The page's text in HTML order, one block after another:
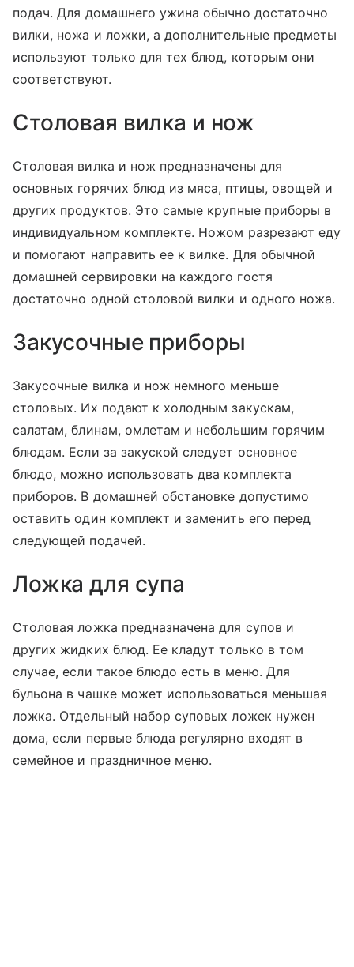
подач. Для домашнего ужина обычно достаточно
вилки, ножа и ложки, а дополнительные предметы
используют только для тех блюд, которым они
соответствуют.
Столовая вилка и нож
Столовая вилка и нож предназначены для
основных горячих блюд из мяса, птицы, овощей и
других продуктов. Это самые крупные приборы в
индивидуальном комплекте. Ножом разрезают еду
и помогают направить ее к вилке. Для обычной
домашней сервировки на каждого гостя
достаточно одной столовой вилки и одного ножа.
Закусочные приборы
Закусочные вилка и нож немного меньше
столовых. Их подают к холодным закускам,
салатам, блинам, омлетам и небольшим горячим
блюдам. Если за закуской следует основное
блюдо, можно использовать два комплекта
приборов. В домашней обстановке допустимо
оставить один комплект и заменить его перед
следующей подачей.
Ложка для супа
Столовая ложка предназначена для супов и
других жидких блюд. Ее кладут только в том
случае, если такое блюдо есть в меню. Для
бульона в чашке может использоваться меньшая
ложка. Отдельный набор суповых ложек нужен
дома, если первые блюда регулярно входят в
семейное и праздничное меню.